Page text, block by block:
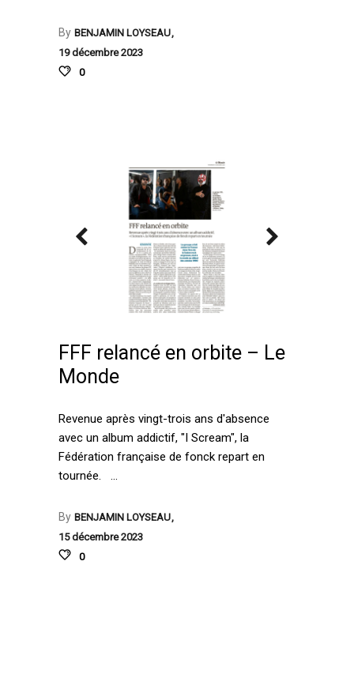
By BENJAMIN LOYSEAU
19 décembre 2023
0
FFF relancé en orbite – Le
Monde
Revenue après vingt-trois ans d'absence
avec un album addictif, "I Scream", la
Fédération française de fonck repart en
tournée.
By BENJAMIN LOYSEAU
15 décembre 2023
0